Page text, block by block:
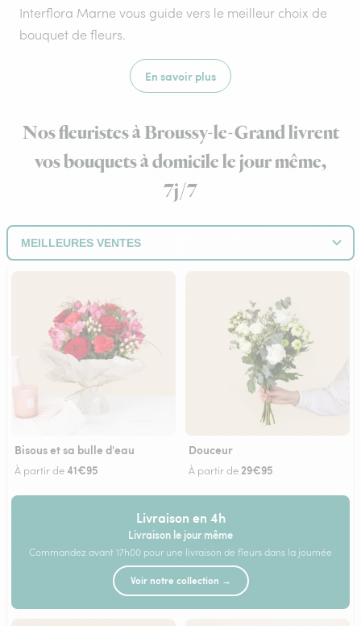
Interflora Marne vous guide vers le meilleur choix de
bouquet de fleurs.
En savoir plus
Nos fleuristes à Broussy-le-Grand livrent
vos bouquets à domicile le jour même,
7j/7
Bisous et sa bulle d'eau
À partir de41€95
Douceur
À partir de 29€95
Livraison en 4h
Livraison le jour même
Commandez avant 17h00 pour une livraison de fleurs dans la journée
Voir notre collection →